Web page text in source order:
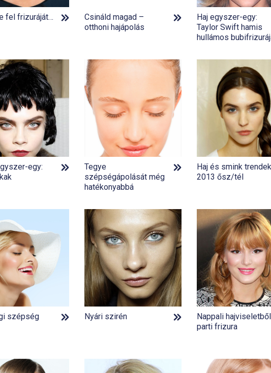
fel frizuráját…
Csináld magad –
otthoni hajápolás
Haj egyszer-egy:
Taylor Swift hamis
hullámos
egy:
Tegye
szépségápolását még
hatékonyabbá
Haj és smink
2013 ősz/tél
szépség
Nyári szirén
Nappali hajviseletből
parti frizura